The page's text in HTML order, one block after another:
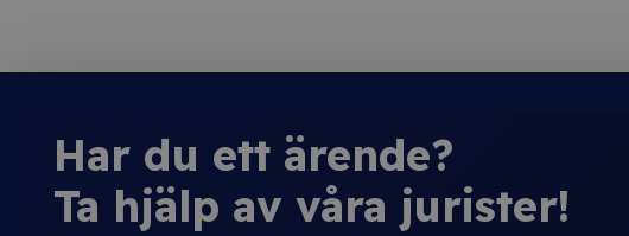
Har du ett ärende?
Ta hjälp av våra jurister!